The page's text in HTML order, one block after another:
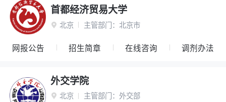
首都经济贸易大学
 北京 主管部门： 北京市
网报公告 招生简章 在线咨询 调剂办法
外交学院
 北京 主管部门： 外交部